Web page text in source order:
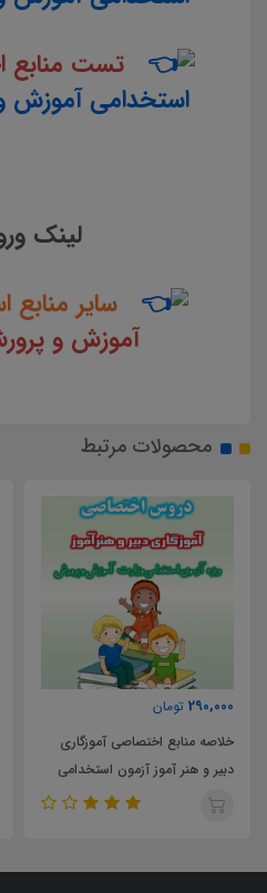
تست منابع
استخدامی آموزش
لینک
سایر
آموزش و
محصولات مرتبط
45,000 تومان
سوالات تستی کمک های اولیه ویژه
آزمون استخدامی آموزش و پروش
سال 1403